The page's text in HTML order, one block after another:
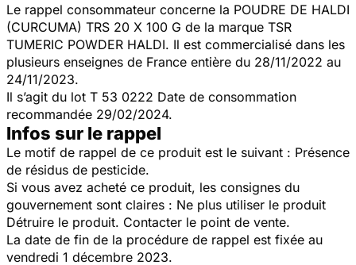
Le rappel consommateur concerne la POUDRE DE HALDI
(CURCUMA) TRS 20 X 100 G de la marque TSR
TUMERIC POWDER HALDI. Il est commercialisé dans les
plusieurs enseignes de France entière du 28/11/2022 au
24/11/2023.
Il s’agit du lot T 53 0222 Date de consommation
recommandée 29/02/2024.
Infos sur le rappel
Le motif de rappel de ce produit est le suivant : Présence
de résidus de pesticide.
Si vous avez acheté ce produit, les consignes du
gouvernement sont claires : Ne plus utiliser le produit
Détruire le produit. Contacter le point de vente.
La date de fin de la procédure de rappel est fixée au
vendredi 1 décembre 2023.